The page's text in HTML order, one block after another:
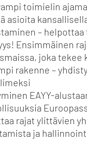
toimielin
asioita
–
Ensimmäinen
joka tekee
rakenne –
EAYY-
rajat ylittävien
ja